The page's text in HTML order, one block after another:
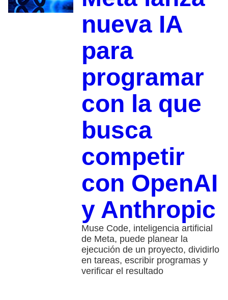
nueva IA
para
programar
con la que
busca
competir
con OpenAI
y Anthropic
Muse Code, inteligencia artificial
de Meta, puede planear la
ejecución de un proyecto, dividirlo
en tareas, escribir programas y
verificar el resultado